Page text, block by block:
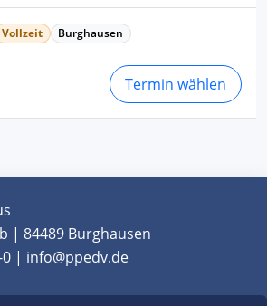
Vollzeit Burghausen
Termin wählen
| 84489 Burghausen
0 | info@ppedv.de